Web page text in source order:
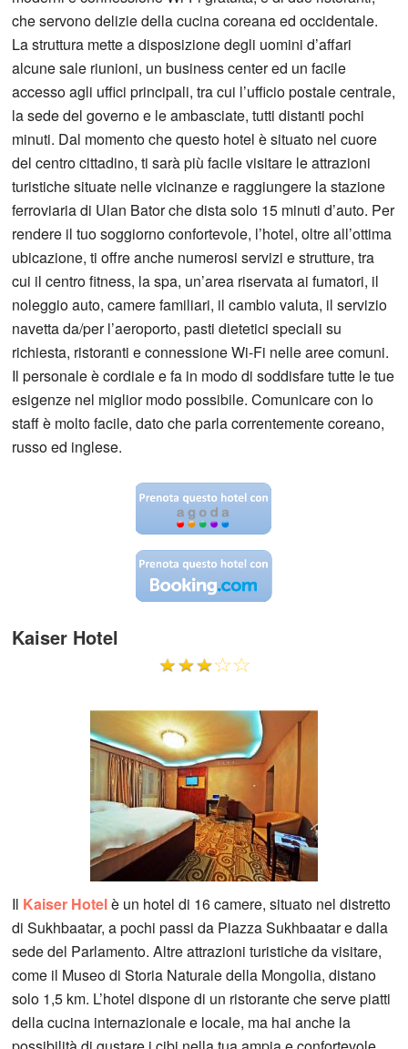
che servono delizie della cucina coreana ed occidentale.
La struttura mette a disposizione degli uomini d’affari
alcune sale riunioni, un business center ed un facile
accesso agli uffici principali, tra cui l’ufficio postale centrale,
la sede del governo e le ambasciate, tutti distanti pochi
minuti. Dal momento che questo hotel è situato nel cuore
del centro cittadino, ti sarà più facile visitare le attrazioni
turistiche situate nelle vicinanze e raggiungere la stazione
ferroviaria di Ulan Bator che dista solo 15 minuti d’auto. Per
rendere il tuo soggiorno confortevole, l’hotel, oltre all’ottima
ubicazione, ti offre anche numerosi servizi e strutture, tra
cui il centro fitness, la spa, un’area riservata ai fumatori, il
noleggio auto, camere familiari, il cambio valuta, il servizio
navetta da/per l’aeroporto, pasti dietetici speciali su
richiesta, ristoranti e connessione Wi-Fi nelle aree comuni.
Il personale è cordiale e fa in modo di soddisfare tutte le tue
esigenze nel miglior modo possibile. Comunicare con lo
staff è molto facile, dato che parla correntemente coreano,
russo ed inglese.
Kaiser Hotel
Il Kaiser Hotelè un hotel di 16 camere, situato nel distretto
di Sukhbaatar, a pochi passi da Piazza Sukhbaatar e dalla
sede del Parlamento. Altre attrazioni turistiche da visitare,
come il Museo di Storia Naturale della Mongolia, distano
solo 1,5 km. L’hotel dispone di un ristorante che serve piatti
della cucina internazionale e locale, ma hai anche la